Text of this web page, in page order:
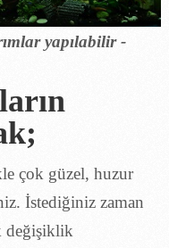
yapılabilir -
çok güzel, huzur
İstediğiniz zaman
değişiklik